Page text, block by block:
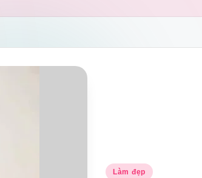
Posted
Làm đẹp